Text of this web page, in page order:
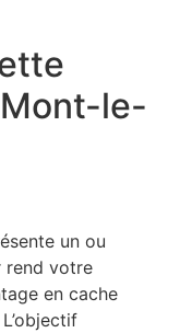
le-
un ou
rend votre
en cache